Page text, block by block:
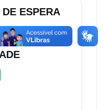
ESPERA
MÉDIA E